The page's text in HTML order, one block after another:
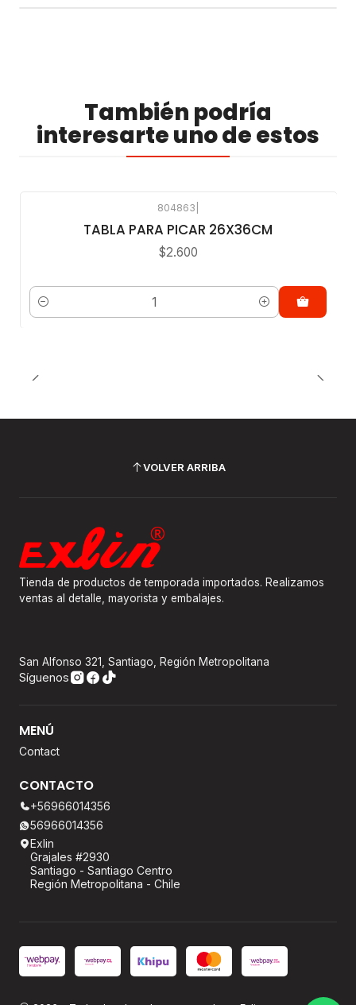
También podría
interesarte uno de estos
804863
TABLA PARA PICAR 26X36CM
$2.600
Cantidad
VOLVER ARRIBA
Tienda de productos de temporada importados. Realizamos
ventas al detalle, mayorista y embalajes.
San Alfonso 321, Santiago, Región Metropolitana
Síguenos
MENÚ
Contact
CONTACTO
+56966014356
56966014356
Exlin
Grajales #2930
Santiago - Santiago Centro
Región Metropolitana - Chile